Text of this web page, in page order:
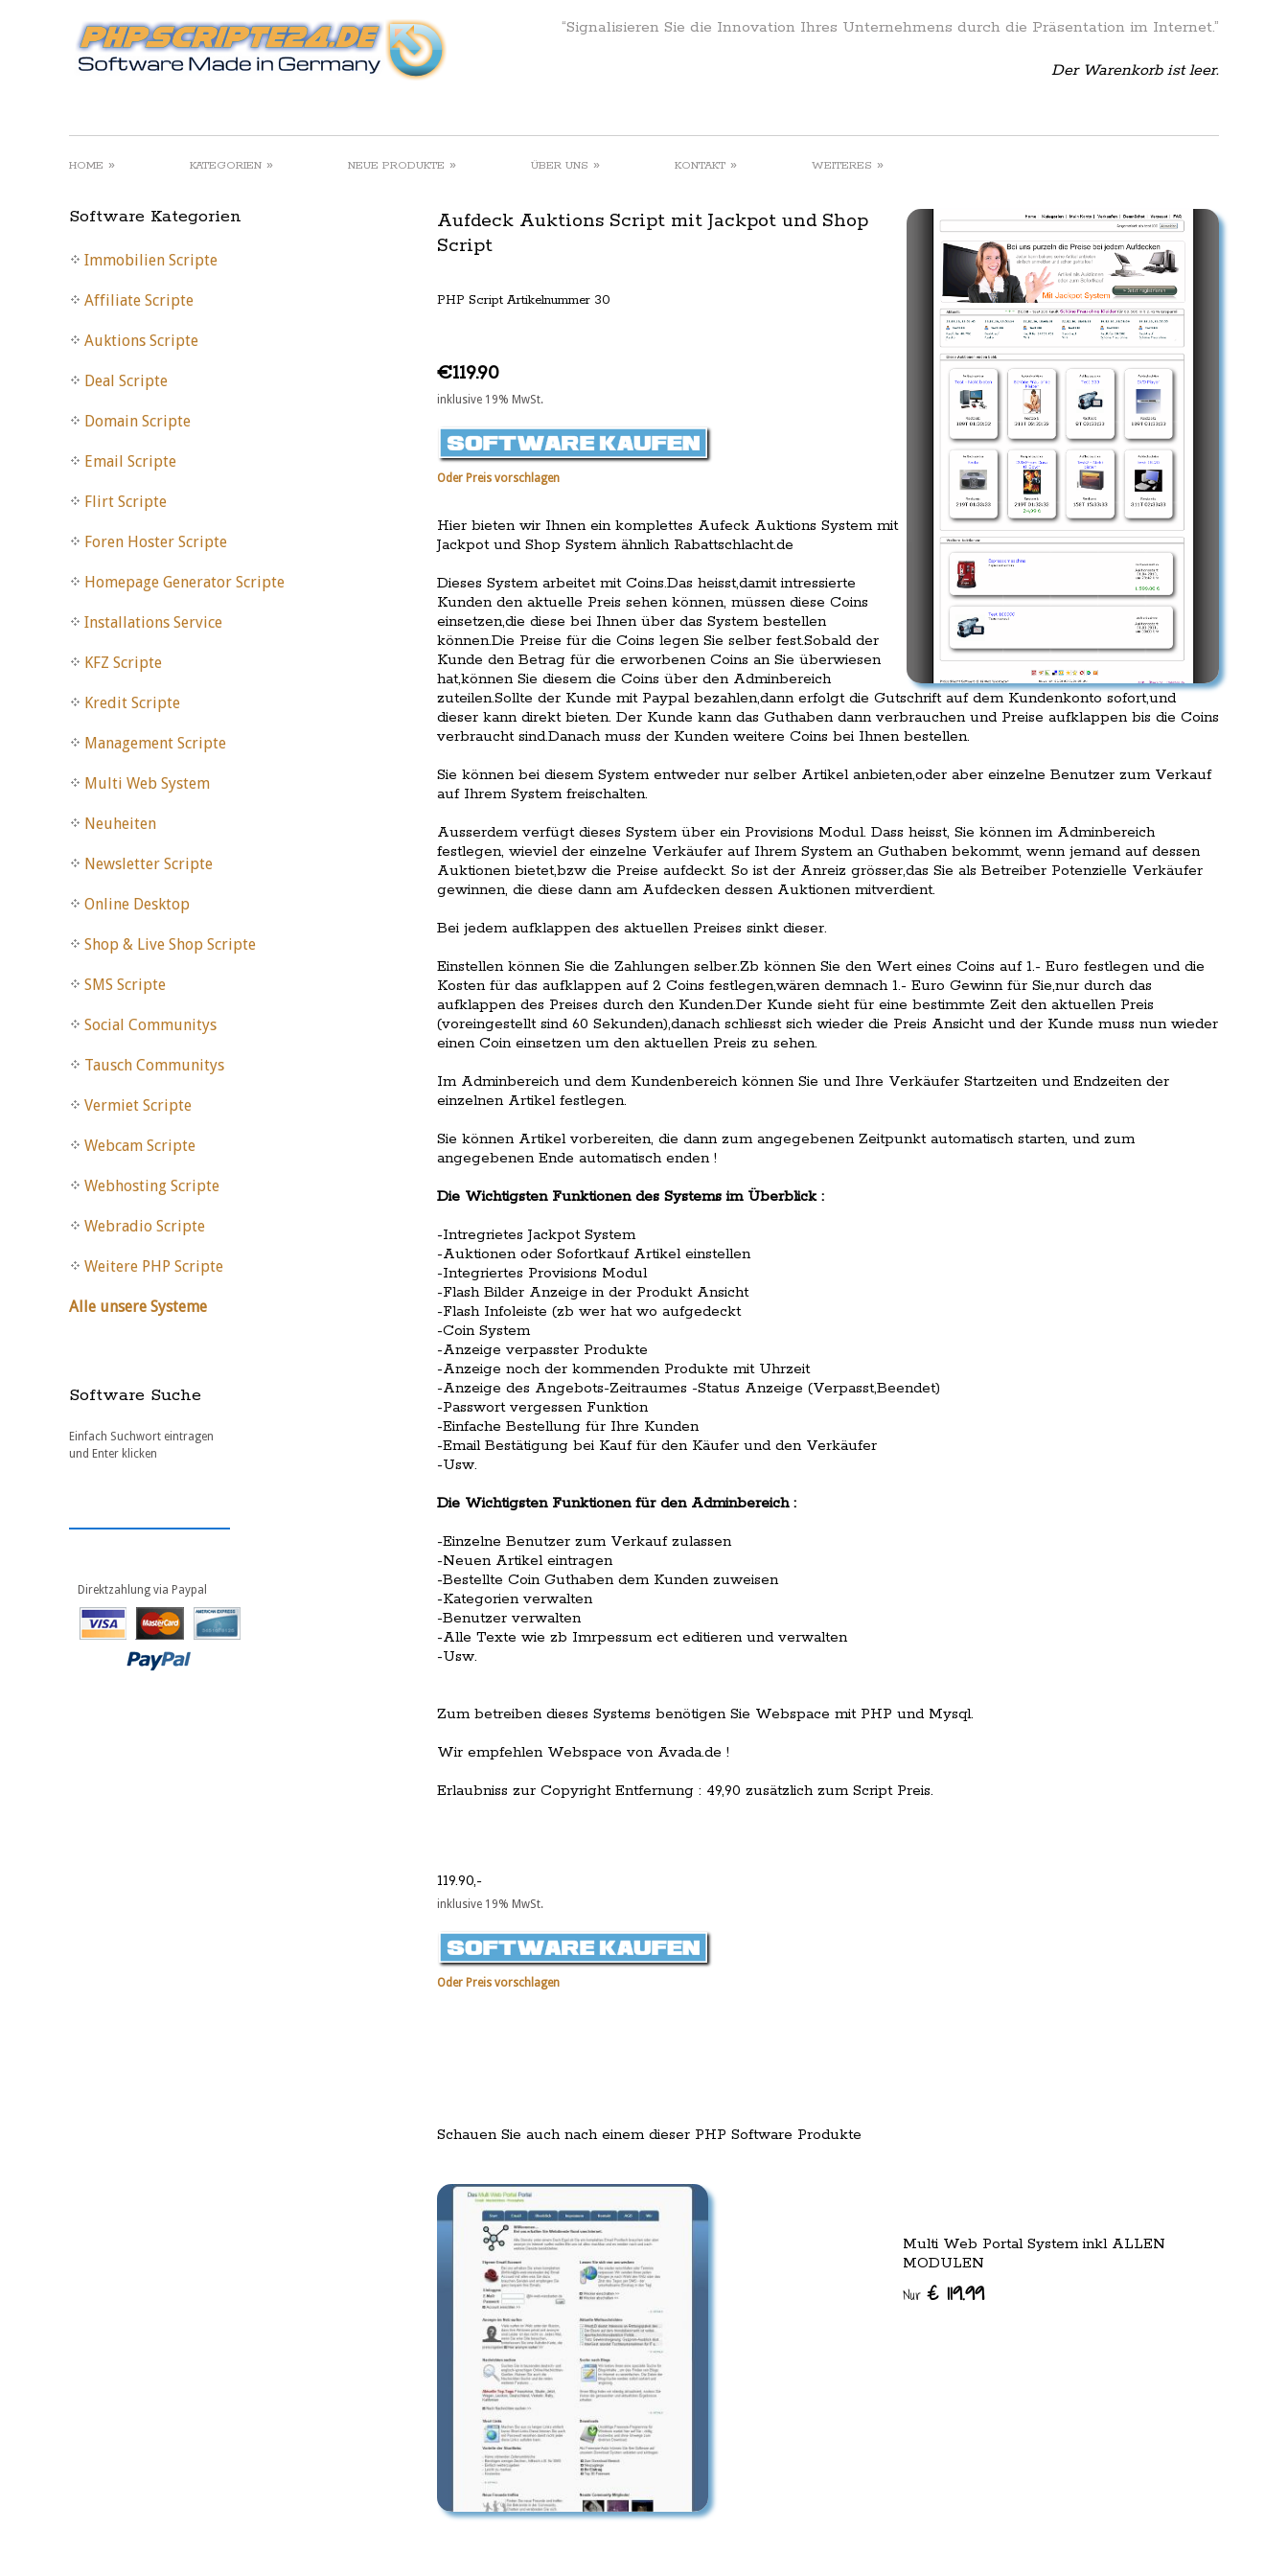
“Signalisieren Sie die Innovation Ihres Unternehmens durch die Präsentation im Internet.”
Der Warenkorb ist leer.
HOME » KATEGORIEN » NEUE PRODUKTE » ÜBER UNS » KONTAKT » WEITERES »
Aufdeck Auktions Script mit Jackpot und Shop
Script
PHP Script Artikelnummer 30
€119.90
inklusive 19% MwSt.
Oder Preis vorschlagen
Hier bieten wir Ihnen ein komplettes Aufeck Auktions System mit
Jackpot und Shop System ähnlich Rabattschlacht.de
Dieses System arbeitet mit Coins.Das heisst,damit intressierte
Kunden den aktuelle Preis sehen können, müssen diese Coins
einsetzen,die diese bei Ihnen über das System bestellen
können.Die Preise für die Coins legen Sie selber fest.Sobald der
Kunde den Betrag für die erworbenen Coins an Sie überwiesen
hat,können Sie diesem die Coins über den Adminbereich
zuteilen.Sollte der Kunde mit Paypal bezahlen,dann erfolgt die Gutschrift auf dem Kundenkonto sofort,und
dieser kann direkt bieten. Der Kunde kann das Guthaben dann verbrauchen und Preise aufklappen bis die Coins
verbraucht sind.Danach muss der Kunden weitere Coins bei Ihnen bestellen.
Sie können bei diesem System entweder nur selber Artikel anbieten,oder aber einzelne Benutzer zum Verkauf
auf Ihrem System freischalten.
Ausserdem verfügt dieses System über ein Provisions Modul. Dass heisst, Sie können im Adminbereich
festlegen, wieviel der einzelne Verkäufer auf Ihrem System an Guthaben bekommt, wenn jemand auf dessen
Auktionen bietet,bzw die Preise aufdeckt. So ist der Anreiz grösser,das Sie als Betreiber Potenzielle Verkäufer
gewinnen, die diese dann am Aufdecken dessen Auktionen mitverdient.
Bei jedem aufklappen des aktuellen Preises sinkt dieser.
Einstellen können Sie die Zahlungen selber.Zb können Sie den Wert eines Coins auf 1.- Euro festlegen und die
Kosten für das aufklappen auf 2 Coins festlegen,wären demnach 1.- Euro Gewinn für Sie,nur durch das
aufklappen des Preises durch den Kunden.Der Kunde sieht für eine bestimmte Zeit den aktuellen Preis
(voreingestellt sind 60 Sekunden),danach schliesst sich wieder die Preis Ansicht und der Kunde muss nun wieder
einen Coin einsetzen um den aktuellen Preis zu sehen.
Im Adminbereich und dem Kundenbereich können Sie und Ihre Verkäufer Startzeiten und Endzeiten der
einzelnen Artikel festlegen.
Sie können Artikel vorbereiten, die dann zum angegebenen Zeitpunkt automatisch starten, und zum
angegebenen Ende automatisch enden !
Die Wichtigsten Funktionen des Systems im Überblick :
-Intregrietes Jackpot System
-Auktionen oder Sofortkauf Artikel einstellen
-Integriertes Provisions Modul
-Flash Bilder Anzeige in der Produkt Ansicht
-Flash Infoleiste (zb wer hat wo aufgedeckt
-Coin System
-Anzeige verpasster Produkte
-Anzeige noch der kommenden Produkte mit Uhrzeit
-Anzeige des Angebots-Zeitraumes -Status Anzeige (Verpasst,Beendet)
-Passwort vergessen Funktion
-Einfache Bestellung für Ihre Kunden
-Email Bestätigung bei Kauf für den Käufer und den Verkäufer
-Usw.
Die Wichtigsten Funktionen für den Adminbereich :
-Einzelne Benutzer zum Verkauf zulassen
-Neuen Artikel eintragen
-Bestellte Coin Guthaben dem Kunden zuweisen
-Kategorien verwalten
-Benutzer verwalten
-Alle Texte wie zb Imrpessum ect editieren und verwalten
-Usw.
Zum betreiben dieses Systems benötigen Sie Webspace mit PHP und Mysql.
Wir empfehlen Webspace von Avada.de !
Erlaubniss zur Copyright Entfernung : 49,90 zusätzlich zum Script Preis.
119.90,-
inklusive 19% MwSt.
Oder Preis vorschlagen
Schauen Sie auch nach einem dieser PHP Software Produkte
Multi Web Portal System inkl ALLEN
MODULEN
Nur € 119.99
Software Kategorien
Immobilien Scripte
Affiliate Scripte
Auktions Scripte
Deal Scripte
Domain Scripte
Email Scripte
Flirt Scripte
Foren Hoster Scripte
Homepage Generator Scripte
Installations Service
KFZ Scripte
Kredit Scripte
Management Scripte
Multi Web System
Neuheiten
Newsletter Scripte
Online Desktop
Shop & Live Shop Scripte
SMS Scripte
Social Communitys
Tausch Communitys
Vermiet Scripte
Webcam Scripte
Webhosting Scripte
Webradio Scripte
Weitere PHP Scripte
Alle unsere Systeme
Software Suche
Einfach Suchwort eintragen
und Enter klicken
Direktzahlung via Paypal